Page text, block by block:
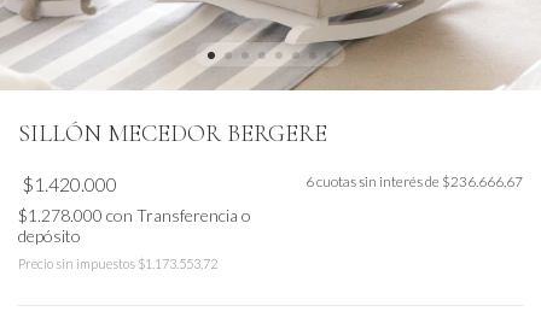
SILLÓN MECEDOR BERGERE
$1.420.000
$1.278.000 con Transferencia o
depósito
Precio sin impuestos $1.173.553,72
6cuotas sin interés de $236.666,67